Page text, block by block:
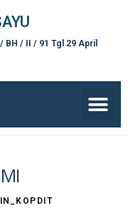
BH / II / 91 Tgl 29 April